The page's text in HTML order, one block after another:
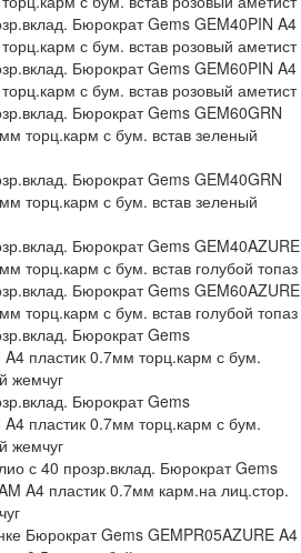
Бюрократ Gems GEM40PIN A4
с бум. встав розовый аметист
Бюрократ Gems GEM60PIN A4
с бум. встав розовый аметист
Бюрократ Gems GEM60GRN
торц.карм с бум. встав зеленый
Бюрократ Gems GEM40GRN
торц.карм с бум. встав зеленый
Бюрократ Gems GEM40AZURE
торц.карм с бум. встав голубой топаз
Бюрократ Gems GEM60AZURE
торц.карм с бум. встав голубой топаз
Бюрократ Gems
пластик 0.7мм торц.карм с бум.
жемчуг
Бюрократ Gems
пластик 0.7мм торц.карм с бум.
жемчуг
с 40 прозр.вклад. Бюрократ Gems
A4 пластик 0.7мм карм.на лиц.стор.
Бюрократ Gems GEMPR05AZURE A4